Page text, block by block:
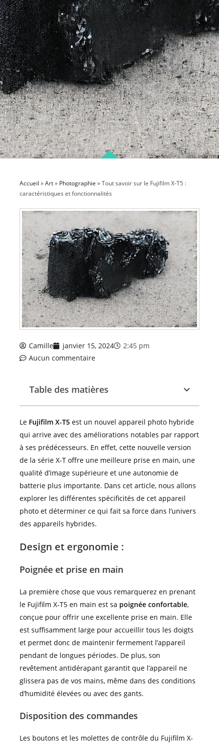
Accueil »Art» Photographie »Tout savoir sur le Fujifilm X-T5 :
caractéristiques et fonctionnalités
Camille janvier 15, 2024
2:45 pm
Aucun commentaire
Table des matières
Le Fujifilm X-T5 est un nouvel appareil photo hybride
qui arrive avec des améliorations notables par rapport
à ses prédécesseurs. En effet, cette nouvelle version
de la série X-T offre une meilleure prise en main, une
qualité d’image supérieure et une autonomie de
batterie plus importante. Dans cet article, nous allons
explorer les différentes spécificités de cet appareil
photo et déterminer ce qui fait sa force dans l’univers
des appareils hybrides.
Design et ergonomie :
Poignée et prise en main
La première chose que vous remarquerez en prenant
le Fujifilm X-T5 en main est sa poignée confortable,
conçue pour offrir une excellente prise en main. Elle
est suffisamment large pour accueillir tous les doigts
et permet donc de maintenir fermement l’appareil
pendant de longues périodes. De plus, son
revêtement antidérapant garantit que l’appareil ne
glissera pas de vos mains, même dans des conditions
d’humidité élevées ou avec des gants.
Disposition des commandes
Les boutons et les molettes de contrôle du Fujifilm X-